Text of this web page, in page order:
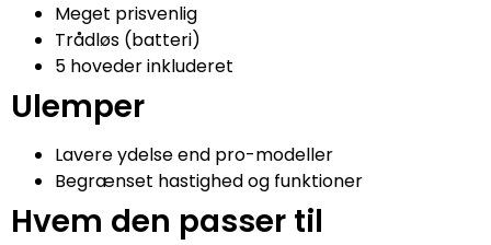
Meget prisvenlig
Trådløs (batteri)
5 hoveder inkluderet
Ulemper
Lavere ydelse end pro-modeller
Begrænset hastighed og funktioner
Hvem den passer til